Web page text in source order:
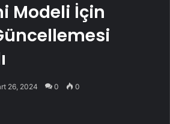
Modeli İçin
26, 2024 0 0